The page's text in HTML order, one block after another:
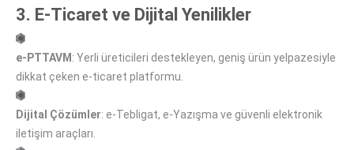
3. E-Ticaret ve Dijital Yenilikler
e-PTTAVM : Yerli üreticileri destekleyen, geniş ürün yelpazesiyle
dikkat çeken e-ticaret platformu.
Dijital Çözümler: e-Tebligat, e-Yazışma ve güvenli elektronik
iletişim araçları.